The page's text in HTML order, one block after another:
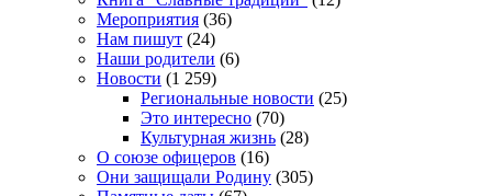
Мероприятия (36)
Нам пишут (24)
Наши родители (6)
Новости (1 259)
Региональные новости (25)
Это интересно (70)
Культурная жизнь (28)
О союзе офицеров (16)
Они защищали Родину (305)